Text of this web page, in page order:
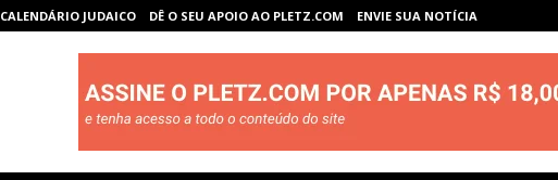
CALENDÁRIO JUDAICO DÊ O SEU APOIO AO PLETZ.COM ENVIE SUA NOTÍCIA